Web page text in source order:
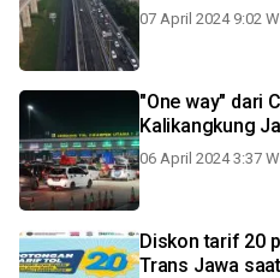
07 April 2024 9:02
"One way" dari
Kalikangkung
06 April 2024 3:37
Diskon tarif 20
Trans Jawa